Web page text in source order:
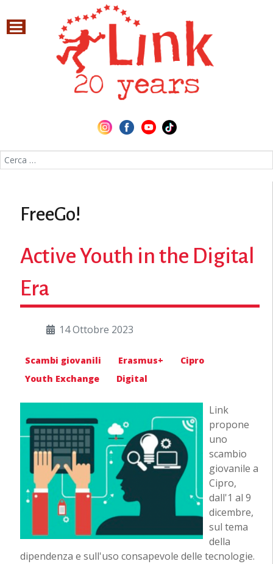
Cerca nel sito
FreeGo!
Active Youth in the Digital
Era
14 Ottobre 2023
Scambi giovanili Erasmus+
Cipro
Youth Exchange
Digital
Link
propone
uno
scambio
giovanile a
Cipro,
dall'1 al 9
dicembre,
sul tema
della
dipendenza e sull'uso consapevole delle tecnologie.